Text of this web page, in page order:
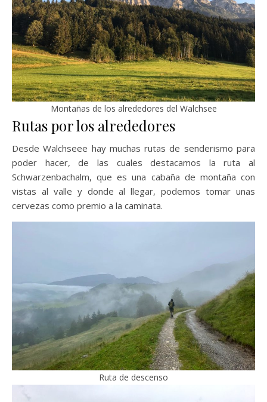
Montañas de los alrededores del Walchsee
Rutas por los alrededores
Desde Walchseee hay muchas rutas de senderismo para
poder hacer, de las cuales destacamos la ruta al
Schwarzenbachalm, que es una cabaña de montaña con
vistas al valle y donde al llegar, podemos tomar unas
cervezas como premio a la caminata.
Ruta de descenso